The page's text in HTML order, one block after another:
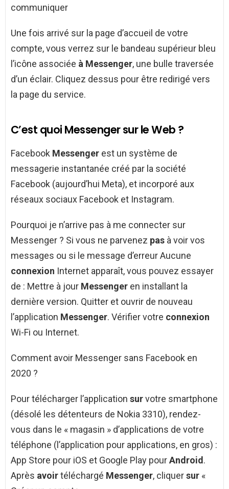
communiquer
Une fois arrivé sur la page d’accueil de votre
compte, vous verrez sur le bandeau supérieur bleu
l’icône associée à Messenger, une bulle traversée
d’un éclair. Cliquez dessus pour être redirigé vers
la page du service.
C’est quoi Messenger sur le Web ?
Facebook Messenger est un système de
messagerie instantanée créé par la société
Facebook (aujourd’hui Meta), et incorporé aux
réseaux sociaux Facebook et Instagram.
Pourquoi je n’arrive pas à me connecter sur
Messenger ? Si vous ne parvenez pas à voir vos
messages ou si le message d’erreur Aucune
connexion Internet apparaît, vous pouvez essayer
de : Mettre à jour Messenger en installant la
dernière version. Quitter et ouvrir de nouveau
l’application Messenger. Vérifier votre connexion
Wi-Fi ou Internet.
Comment avoir Messenger sans Facebook en
2020 ?
Pour télécharger l’application survotre smartphone
(désolé les détenteurs de Nokia 3310), rendez-
vous dans le « magasin » d’applications de votre
téléphone (l’application pour applications, en gros) :
App Store pour iOS et Google Play pourAndroid.
Après avoirtéléchargé Messenger, cliquersur «